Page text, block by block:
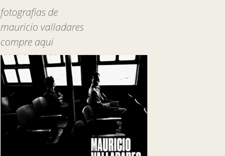
fotografias de
mauricio valladares
compre aqui